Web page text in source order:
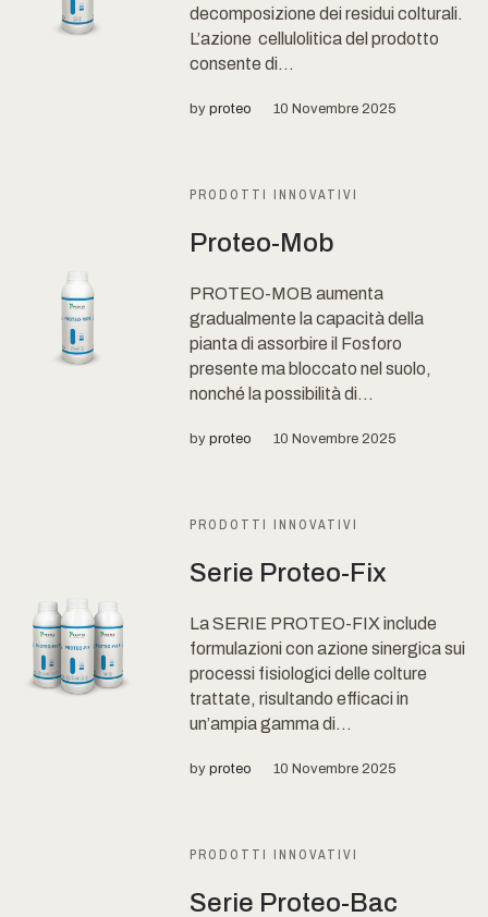
decomposizione dei residui colturali.
L’azione cellulolitica del prodotto
consente di...
byproteo 10 Novembre 2025
PRODOTTI INNOVATIVI
Proteo-Mob
PROTEO-MOB aumenta
gradualmente la capacità della
pianta di assorbire il Fosforo
presente ma bloccato nel suolo,
nonché la possibilità di...
byproteo 10 Novembre 2025
PRODOTTI INNOVATIVI
Serie Proteo-Fix
La SERIE PROTEO-FIX include
formulazioni con azione sinergica sui
processi fisiologici delle colture
trattate, risultando efficaci in
un’ampia gamma di...
byproteo 10 Novembre 2025
PRODOTTI INNOVATIVI
Serie Proteo-Bac